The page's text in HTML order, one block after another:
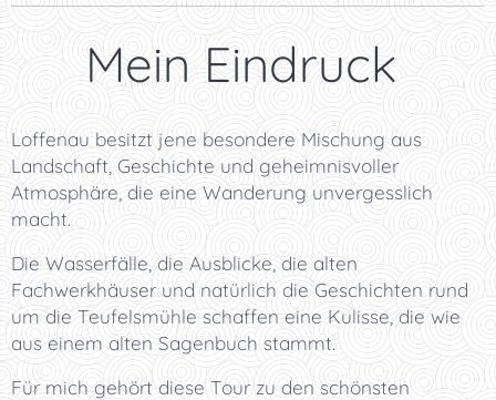
⭐ Mein Eindruck
Loffenau besitzt jene besondere Mischung aus
Landschaft, Geschichte und geheimnisvoller
Atmosphäre, die eine Wanderung unvergesslich
macht.
Die Wasserfälle, die Ausblicke, die alten
Fachwerkhäuser und natürlich die Geschichten rund
um die Teufelsmühle schaffen eine Kulisse, die wie
aus einem alten Sagenbuch stammt.
Für mich gehört diese Tour zu den schönsten